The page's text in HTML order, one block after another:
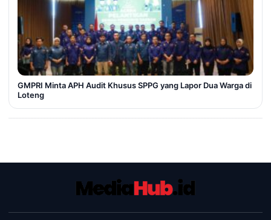
GMPRI Minta APH Audit Khusus SPPG yang Lapor Dua Warga di
Loteng